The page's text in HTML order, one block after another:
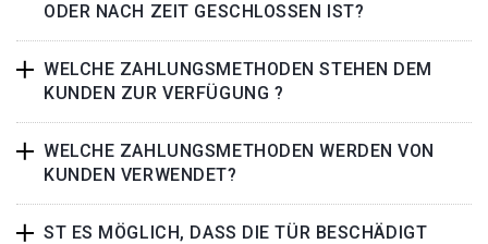
ODER NACH ZEIT GESCHLOSSEN IST?
WELCHE ZAHLUNGSMETHODEN STEHEN DEM
KUNDEN ZUR VERFÜGUNG ?
WELCHE ZAHLUNGSMETHODEN WERDEN VON
KUNDEN VERWENDET?
ST ES MÖGLICH, DASS DIE TÜR BESCHÄDIGT